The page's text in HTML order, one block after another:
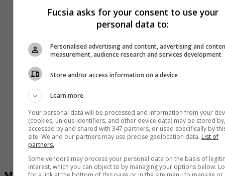
Fucsia asks for your consent to use your
personal data to:
Personalised advertising and content, advertising and
measurement, audience research and services development
Store and/or access information on a device
Learn more
Your personal data will be processed and information from your
(cookies, unique identifiers, and other device data) may be stored by,
accessed by and shared with 347 partners, or used specifically by
site. We and our partners may use precise geolocation data. List of
partners.
Some vendors may process your personal data on the basis of
interest, which you can object to by managing your options below.